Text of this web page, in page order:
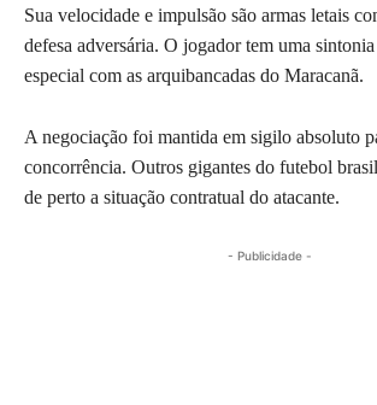
Sua velocidade e impulsão são armas letais
defesa adversária. O jogador tem uma
especial com as arquibancadas do Maracanã.
A negociação foi mantida em sigilo absoluto
concorrência. Outros gigantes do futebol
de perto a situação contratual do atacante.
- Publicidade -